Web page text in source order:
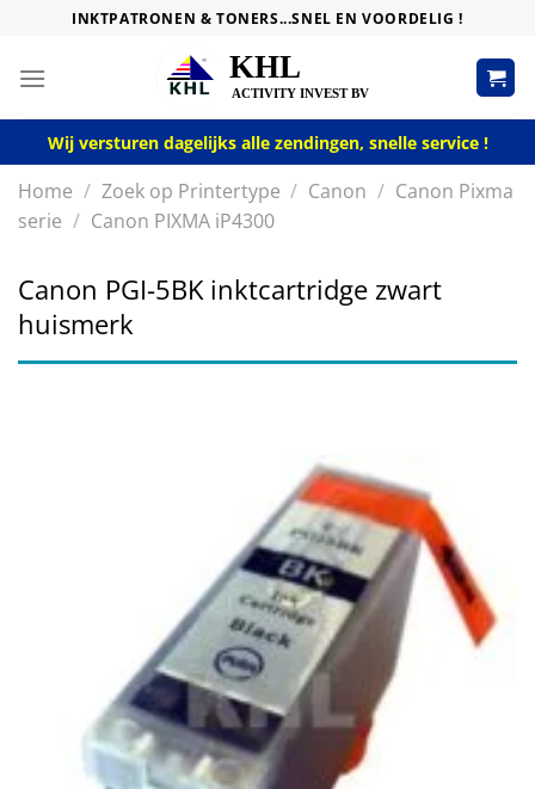
content
INKTPATRONEN & TONERS...SNEL EN VOORDELIG !
Wij versturen dagelijks alle zendingen, snelle service !
Home / Zoek op Printertype / Canon / Canon Pixma
serie / Canon PIXMA iP4300
Canon PGI-5BK inktcartridge zwart
huismerk